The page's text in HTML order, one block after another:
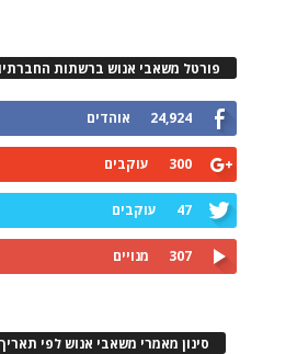
פורטל משאבי אנוש ברשתות
24,924 אוהדים
300 עוקבים
47 עוקבים
307 מנויים
סינון מאמרי משאבי אנוש לפי תאריך